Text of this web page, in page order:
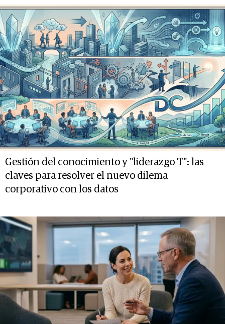
Gestión del conocimiento y "liderazgo T": las
claves para resolver el nuevo dilema
corporativo con los datos